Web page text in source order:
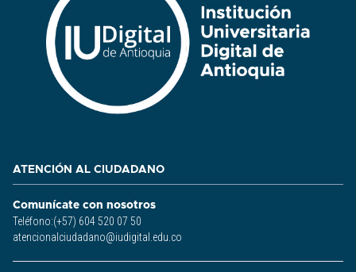
ATENCIÓN AL CIUDADANO
Comunícate con nosotros
Teléfono:(+57) 604 520 07 50
atencionalciudadano@iudigital.edu.co